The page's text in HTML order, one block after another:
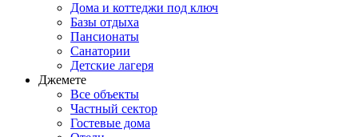
Дома и коттеджи под ключ
Базы отдыха
Пансионаты
Санатории
Детские лагеря
Джемете
Все объекты
Частный сектор
Гостевые дома